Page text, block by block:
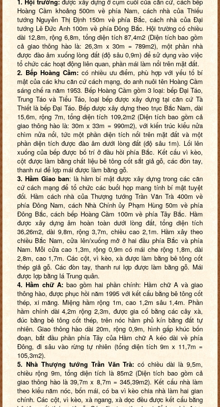
1. Hội trường: được xây dựng ở cụm cuối của căn cứ, cách bếp
Hoàng Cầm khoảng 500m về phía Nam, cách nhà của Thiếu
tướng Nguyễn Thị Định 150m về phía Bắc, cách nhà của Đại
tướng Lê Đức Anh 100m về phía Đông Bắc. Hội trường có chiều
dài 12,8m, rộng 6,8m, tổng diện tích 87,4m2 (Diện tích bao gồm
cả giao thông hào là: 26,3m x 30m = 789m2), một phần nhà
được đào âm xuống lòng đất (độ sâu 0,9m) để sử dụng vào việc
tổ chức các hoạt động liên quan, phần mái làm nổi trên mặt đất.
2. Bếp Hoàng Cầm: có nhiều ưu điểm, phù hợp với yếu tố bí
mật của các khu căn cứ cách mạng, do anh nuôi tên Hoàng Cầm
sáng chế ra năm 1953. Bếp Hoàng Cầm gồm 3 loại: bếp Đại Táo,
Trung Táo và Tiểu Táo, loại bếp được xây dựng tại căn cứ Tà
Thiết là bếp Đại Táo. Bếp được xây dựng theo trục Bắc Nam, dài
15,6m, rộng 7m, tổng diện tích 109,2m2 (Diện tích bao gồm cả
giao thông hào là: 30m x 33m = 990m2), với kiến trúc kiểu nửa
chìm nửa nổi, tức một phần diện tích nổi trên mặt đất và một
phần diện tích được đào âm dưới lòng đất (độ sâu 1m). Lối lên
xuống của bếp được bố trí ở đầu hồi phía Bắc. Kết cấu vì kèo,
cột được làm bằng chất liệu bê tông cốt sắt giả gỗ, các đòn tay,
thanh rui để lợp mái được làm bằng gỗ.
3. Hầm Giao ban: là hầm bí mật được xây dựng trong các căn
cứ cách mạng để tổ chức các buổi họp mang tính bí mật tuyệt
đối. Hầm cách nhà của Thượng tướng Trần Văn Trà 400m về
phía Đông Nam, cách Nhà Chính ủy Phạm Hùng 50m về phía
Đông Bắc, cách bếp Hoàng Cầm 100m về phía Tây Bắc. Hầm
được xây dựng âm hoàn toàn dưới lòng đất, tổng diện tích
36,26m2, dài 9,8m, rộng 3,7m, chiều cao 2,1m. Hầm xây theo
chiều Bắc Nam, cửa lên/xuống mở ở hai đầu phía Bắc và phía
Nam. Mỗi cửa cao 1,3m, rộng 0,9m có mái che rộng 1,8m, dài
2,8m, cao 1,7m. Các cột, vì kèo, xà được làm bằng bê tông cốt
thép giả gỗ. Các đòn tay, thanh rui lợp được làm bằng gỗ. Mái
được lợp bằng lá Trung quân.
4. Hầm chữ A:bao gồm hai phần chính: Hầm chữ A và giao
thông hào, được phục hồi năm 1995 với kết cấu bằng bê tông cốt
thép, xi măng. Miệng hầm rộng 1m, cao 1,2m sâu 1,4m. Phần
hầm chính dài 4,2m rộng 2,3m, được gia cố bằng các cây xà,
đúc bằng bê tông cốt thép, trên nóc hầm phủ kín bằng đất tự
nhiên. Giao thông hào dài 20m, rộng 0,9m, hình gấp khúc bốn
đoạn, bắt đầu phần phía Tây của Hầm chữ A kéo dài về phía
Đông, đi sâu vào rừng tự nhiên (tổng diện tích 9m x 11,7m =
105,3m2).
5. Nhà Thượng tướng Trần Văn Trà: có chiều dài là 9,5m,
chiều rộng 9m, tổng diện tích là 85m2 (Diện tích bao gồm cả
giao thông hào là 39,7m x 8,7m = 345,39m2). Kết cấu nhà làm
theo kiểu năm nóc, bốn mái, có ba vì kèo chia nhà làm hai gian
chính. Các cột, vì kèo, xà ngang, xà dọc đều được kết cấu bằng